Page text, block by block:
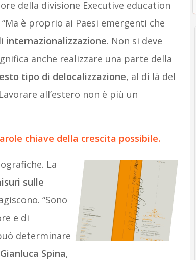
della divisione Executive education
è proprio ai Paesi emergenti che
internazionalizzazione. Non si deve
anche realizzare una parte della
tipo di delocalizzazione, al di là del
all’estero non è più un
chiave della crescita possibile.
La
sulle
“Sono
e di
determinare
Gianluca Spina,